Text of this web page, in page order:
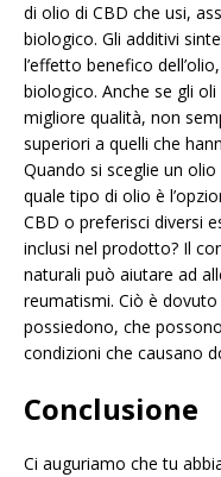
di olio di CBD che usi,
biologico. Gli additivi
l’effetto benefico
biologico. Anche se gli
migliore qualità, non
superiori a quelli che
Quando si sceglie un
quale tipo di olio è
CBD o preferisci diversi
inclusi nel prodotto? Il
naturali può aiutare ad
reumatismi. Ciò è
possiedono, che
condizioni che causano
Conclusione
Ci auguriamo che tu